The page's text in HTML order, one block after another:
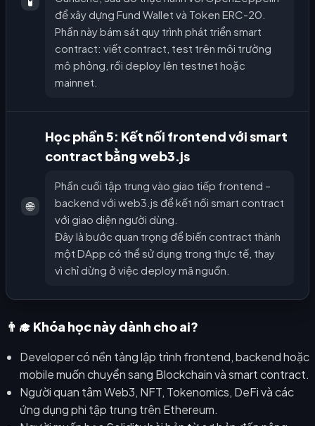
để xây dựng Fund Wallet và Token ERC-20.
Phần này bám sát quy trình phát triển smart
contract: viết contract, test trên môi trường
mô phỏng, rồi deploy lên testnet hoặc
mainnet.
🌐
Học phần 5: Kết nối frontend với smart
contract bằng web3.js
Phần cuối tập trung vào giao tiếp frontend –
backend với web3.js để kết nối smart contract
với giao diện người dùng.
Đây là bước quan trọng để biến contract thành
một DApp có thể sử dụng trong thực tế, thay
vì chỉ dừng ở việc deploy mã nguồn.
👨‍🎓 Khóa học này dành cho ai?
Developer có nền tảng lập trình frontend, backend hoặc
mobile muốn chuyển sang Blockchain và smart contract.
Người quan tâm Web3, NFT, Tokenomics, DeFi và các
ứng dụng phi tập trung trên Ethereum.